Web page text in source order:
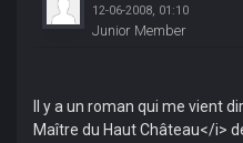
12-06-2008, 01:10
Junior Member
Il y a un roman qui me vient
Maître du Haut Château</i>